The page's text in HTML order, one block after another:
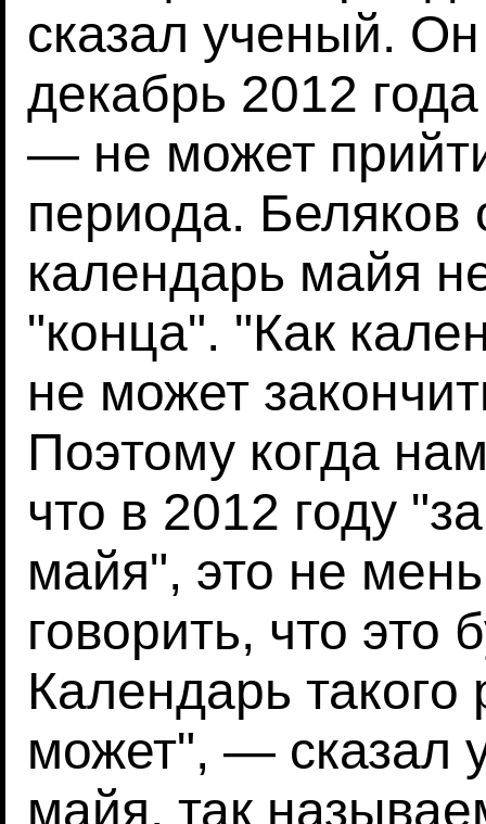
сказал ученый.
декабрь 2012
— не может
периода. Беляков
календарь майя
"конца". "Как
не может
Поэтому когда
что в 2012 году
майя", это не
говорить, что это
Календарь такого
может", — сказал
майя, так